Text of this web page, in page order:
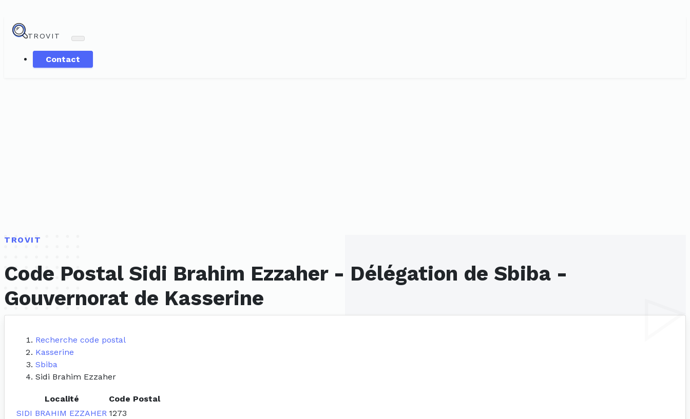
TROVIT
Contact
TROVIT
Code Postal Sidi Brahim Ezzaher - Délégation de Sbiba -
Gouvernorat de Kasserine
Recherche code postal
Kasserine
Sbiba
Sidi Brahim Ezzaher
Localité
Code Postal
SIDI BRAHIM EZZAHER 1273